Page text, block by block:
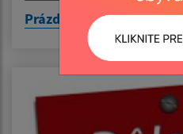
Prázdninový workshop -